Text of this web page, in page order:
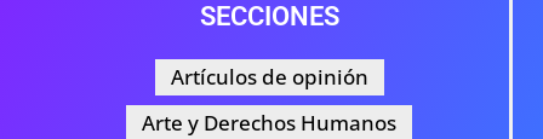
SECCIONES
Artículos de opinión
Arte y Derechos Humanos